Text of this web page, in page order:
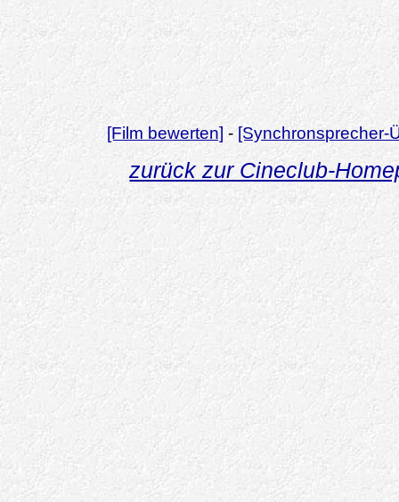
[Film bewerten] - [Synchronsprecher-
zurück zur Cineclub-